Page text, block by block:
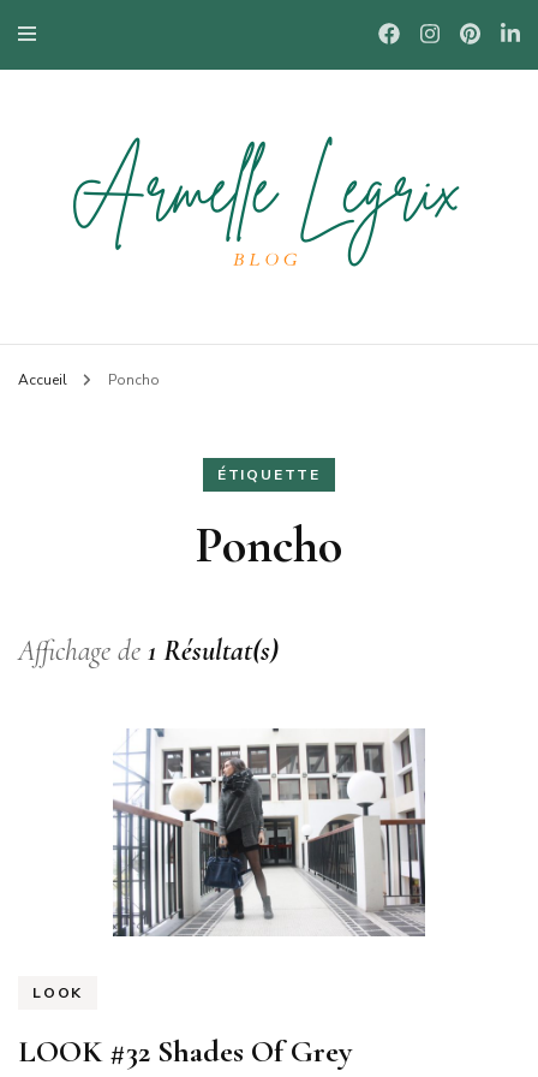
Armelle
Accueil Poncho
ÉTIQUETTE
Poncho
Affichage de 1 Résultat(s)
LOOK
LOOK #32 Shades Of Grey